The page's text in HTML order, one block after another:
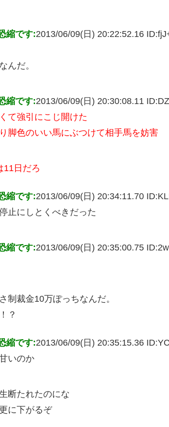
縮です:2013/06/09(日) 20:22:52.16 ID:
んだ。
縮です:2013/06/09(日) 20:30:08.11 ID:
て強引にこじ開けた
脚色のいい馬にぶつけて相手馬を妨害
11日だろ
縮です:2013/06/09(日) 20:34:11.70 ID:
止にしとくべきだった
縮です:2013/06/09(日) 20:35:00.75 ID:
制裁金10万ぽっちなんだ。
？
縮です:2013/06/09(日) 20:35:15.36 ID:
いのか
断たれたのにな
に下がるぞ